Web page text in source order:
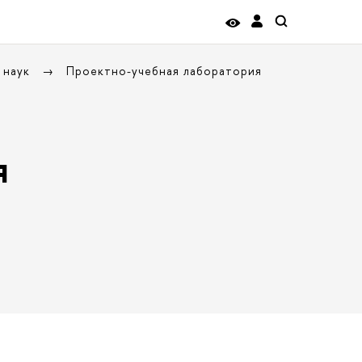
Проектно-учебная лаборатория